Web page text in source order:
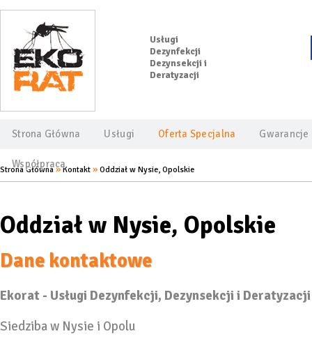
Strona Główna Usługi Oferta Specjalna Gwarancje
Współpraca
Usługi
Dezynfekcji
Dezynsekcji i
Deratyzacji
Strona Główna »Kontakt » Oddział w Nysie, Opolskie
Oddział w Nysie, Opolskie
Dane kontaktowe
Ekorat - Usługi Dezynfekcji, Dezynsekcji i
Siedziba w Nysie i Opolu